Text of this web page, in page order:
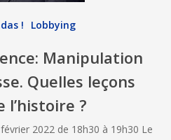
! Lobbying
Manipulation
Quelles leçons
l’histoire ?
2022 de 18h30 à 19h30 Le